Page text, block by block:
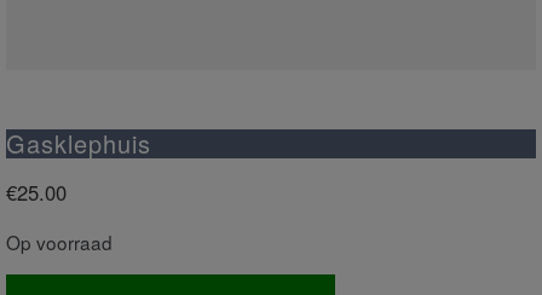
Gasklephuis
€25.00
Op voorraad